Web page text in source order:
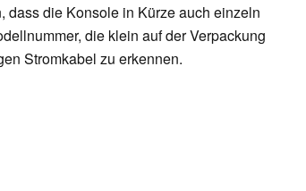
dass die Konsole in Kürze auch einzeln
die klein auf der Verpackung
Stromkabel zu erkennen.